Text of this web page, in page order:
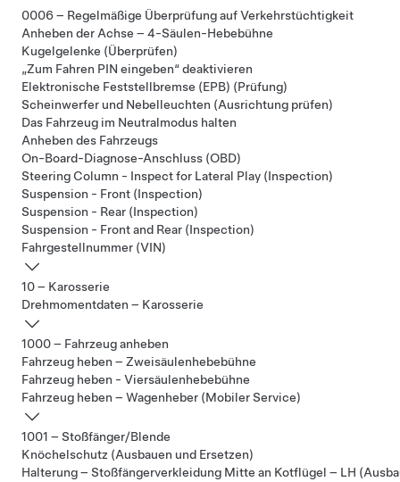
0006 – Regelmäßige Überprüfung auf Verkehrstüchtigkeit
Anheben der Achse – 4-Säulen-Hebebühne
Kugelgelenke (Überprüfen)
„Zum Fahren PIN eingeben“ deaktivieren
Elektronische Feststellbremse (EPB) (Prüfung)
Scheinwerfer und Nebelleuchten (Ausrichtung prüfen)
Das Fahrzeug im Neutralmodus halten
Anheben des Fahrzeugs
On-Board-Diagnose-Anschluss (OBD)
Steering Column - Inspect for Lateral Play (Inspection)
Suspension - Front (Inspection)
Suspension - Rear (Inspection)
Suspension - Front and Rear (Inspection)
Fahrgestellnummer (VIN)
10 – Karosserie
Drehmomentdaten – Karosserie
1000 – Fahrzeug anheben
Fahrzeug heben – Zweisäulenhebebühne
Fahrzeug heben - Viersäulenhebebühne
Fahrzeug heben – Wagenheber (Mobiler Service)
1001 – Stoßfänger/Blende
Knöchelschutz (Ausbauen und Ersetzen)
Halterung – Stoßfängerverkleidung Mitte an Kotflügel – LH